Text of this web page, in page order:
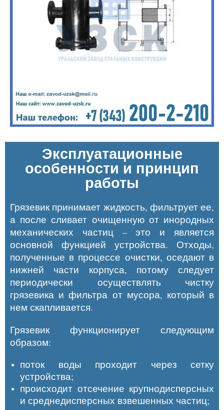
Эксплуатационные
особенности и принцип
работы
Грязевик принимает жидкость, фильтрует ее,
а после сливает очищенную от инородных
механических частиц – это и является
основной функцией устройства. Отходы,
полученные в процессе очистки, оседают в
нижней части корпуса, потому следует
периодически осуществлять чистку
грязевика и фильтра от мусора, который в
нем скапливается.
Грязевик функционирует следующим
образом:
поток воды проходит через сетку
устройства;
происходит отсечение крупнодисперсных
и среднедисперсных взвешенных частиц;